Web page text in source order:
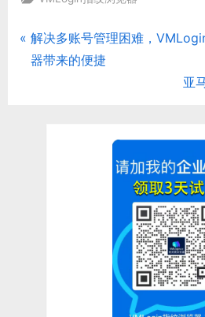
文
P
r
解决多账号管理困难，
器带来的便捷
N
P
o
s
t
:
亚